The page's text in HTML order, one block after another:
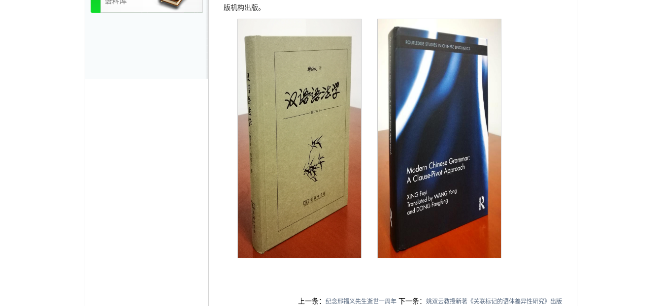
版机构出版。
上一条：纪念邢福义先生逝世一周年 下一条：姚双云教授新著《关联标记的语体差异性研究》出版